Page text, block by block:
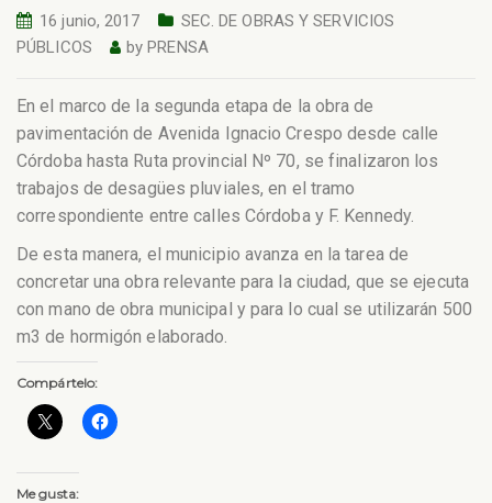
16 junio, 2017
SEC. DE OBRAS Y SERVICIOS
PÚBLICOS
byPRENSA
En el marco de la segunda etapa de la obra de
pavimentación de Avenida Ignacio Crespo desde calle
Córdoba hasta Ruta provincial Nº 70, se finalizaron los
trabajos de desagües pluviales, en el tramo
correspondiente entre calles Córdoba y F. Kennedy.
De esta manera, el municipio avanza en la tarea de
concretar una obra relevante para la ciudad, que se ejecuta
con mano de obra municipal y para lo cual se utilizarán 500
m3 de hormigón elaborado.
Compártelo:
Me gusta: